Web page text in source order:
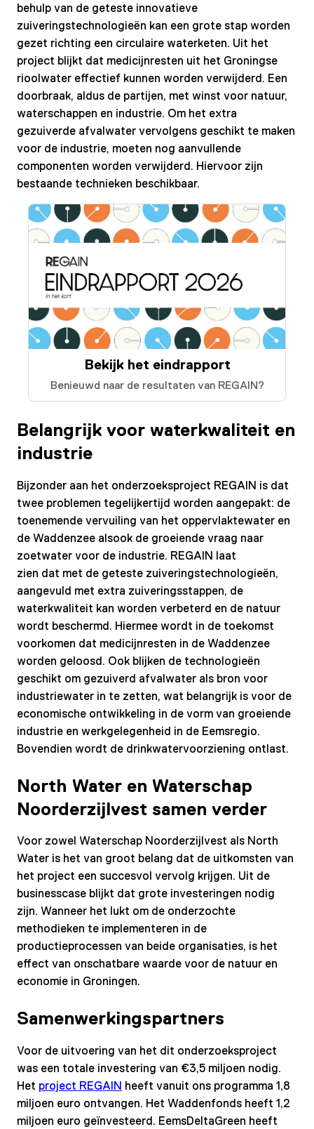
behulp van de geteste innovatieve
zuiveringstechnologieën kan een grote stap worden
gezet richting een circulaire waterketen. Uit het
project blijkt dat medicijnresten uit het Groningse
rioolwater effectief kunnen worden verwijderd. Een
doorbraak, aldus de partijen, met winst voor natuur,
waterschappen en industrie. Om het extra
gezuiverde afvalwater vervolgens geschikt te maken
voor de industrie, moeten nog aanvullende
componenten worden verwijderd. Hiervoor zijn
bestaande technieken beschikbaar.
Bekijk het eindrapport
Benieuwd naar de resultaten van REGAIN?
Belangrijk voor waterkwaliteit en
industrie
Bijzonder aan het onderzoeksproject REGAIN is dat
twee problemen tegelijkertijd worden aangepakt: de
toenemende vervuiling van het oppervlaktewater en
de Waddenzee alsook de groeiende vraag naar
zoetwater voor de industrie. REGAIN laat
zien dat met de geteste zuiveringstechnologieën,
aangevuld met extra zuiveringsstappen, de
waterkwaliteit kan worden verbeterd en de natuur
wordt beschermd. Hiermee wordt in de toekomst
voorkomen dat medicijnresten in de Waddenzee
worden geloosd. Ook blijken de technologieën
geschikt om gezuiverd afvalwater als bron voor
industriewater in te zetten, wat belangrijk is voor de
economische ontwikkeling in de vorm van groeiende
industrie en werkgelegenheid in de Eemsregio.
Bovendien wordt de drinkwatervoorziening ontlast.
North Water en Waterschap
Noorderzijlvest samen verder
Voor zowel Waterschap Noorderzijlvest als North
Water is het van groot belang dat de uitkomsten van
het project een succesvol vervolg krijgen. Uit de
businesscase blijkt dat grote investeringen nodig
zijn. Wanneer het lukt om de onderzochte
methodieken te implementeren in de
productieprocessen van beide organisaties, is het
effect van onschatbare waarde voor de natuur en
economie in Groningen.
Samenwerkingspartners
Voor de uitvoering van het dit onderzoeksproject
was een totale investering van €3,5 miljoen nodig.
Het project REGAIN heeft vanuit ons programma 1,8
miljoen euro ontvangen. Het Waddenfonds heeft 1,2
miljoen euro geïnvesteerd. EemsDeltaGreen heeft